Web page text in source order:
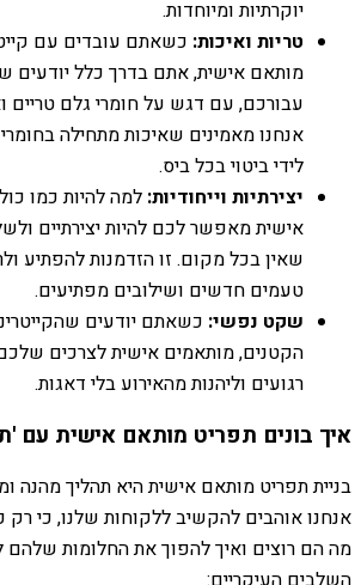
יוקרתיות ומיוחדות.
טריות ואיכות: כשאתם עובדים עם
מותאם אישית, אתם בדרך כלל יודעים
עבורכם, עם דגש על חומרי גלם טריים
אנחנו מאמינים שאיכות מתחילה
לידי ביטוי בכל ביס.
יצירתיות וייחודיות: למה להיות כמו
אישית מאפשר לכם להיות יצירתיים
שאין בכל מקום. זו הזדמנות להפתיע
טעמים חדשים ושילובים מפתיעים.
שקט נפשי: כשאתם יודעים
הקטנים, מותאמים אישית לצרכים
רגועים וליהנות מהאירוע בלי דאגות.
איך בונים תפריט מותאם אישית עם
בניית תפריט מותאם אישית היא תהליך מהנה
אנחנו אוהבים להקשיב ללקוחות שלנו, כי
מה הם רוצים ואיך להפוך את החלומות שלהם